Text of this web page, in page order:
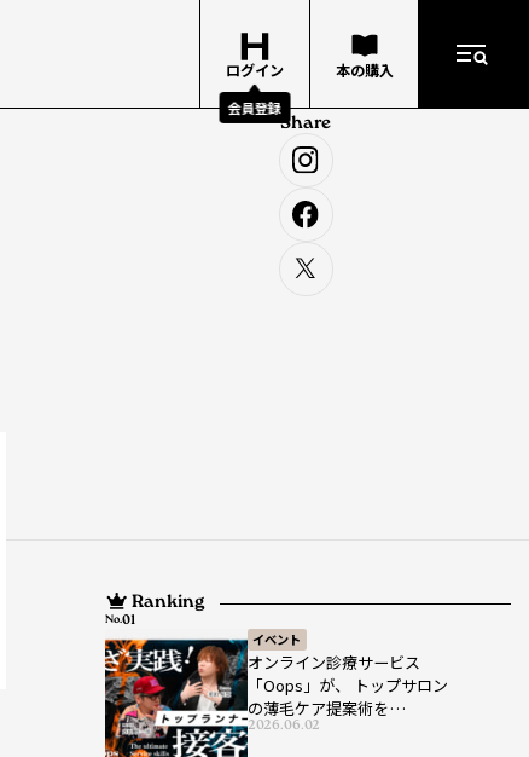
ログイン
会員登録
本の購入
Share
Ranking
イベント
オンライン診療サービス
「Oops」が、 トップサロン
の薄毛ケア提案術を
HAIRCAMPで公開！
2026.06.02
No.